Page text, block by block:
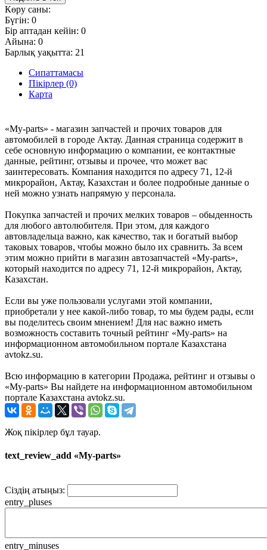
Көру саны:
Бүгін: 0
Бір аптадан кейін: 0
Айына: 0
Барлық уақытта: 21
Сипаттамасы
Пікірлер (0)
Карта
«My-parts» - магазин запчастей и прочих товаров для
автомобилей в городе Актау. Данная страница содержит в
себе основную информацию о компании, ее контактные
данные, рейтинг, отзывы и прочее, что может вас
заинтересовать. Компания находится по адресу 71, 12-й
микрорайон, Актау, Казахстан и более подробные данные о
ней можно узнать напрямую у персонала.
Покупка запчастей и прочих мелких товаров – обыденность
для любого автолюбителя. При этом, для каждого
автовладельца важно, как качество, так и богатый выбор
таковых товаров, чтобы можно было их сравнить. За всем
этим можно прийти в магазин автозапчастей «My-parts»,
который находится по адресу 71, 12-й микрорайон, Актау,
Казахстан.
Если вы уже пользовали услугами этой компании,
приобретали у нее какой-либо товар, то мы будем рады, если
вы поделитесь своим мнением! Для нас важно иметь
возможность составить точный рейтинг «My-parts» на
информационном автомобильном портале Казахстана
avtokz.su.
Всю информацию в категории Продажа, рейтинг и отзывы о
«My-parts» Вы найдете на информационном автомобильном
портале Казахстана avtokz.su.
Жоқ пікірлер бұл тауар.
text_review_add «My-parts»
Сіздің атыңыз:
entry_pluses
entry_minuses